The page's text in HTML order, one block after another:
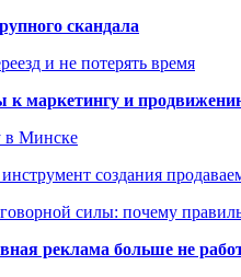
скандала
и не потерять время
к маркетингу и
в Минске
создания
силы: почему
реклама больше не